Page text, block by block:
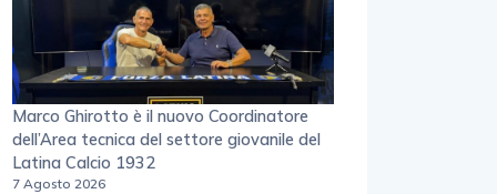
Marco Ghirotto è il nuovo Coordinatore
dell’Area tecnica del settore giovanile del
Latina Calcio 1932
7 Agosto 2026